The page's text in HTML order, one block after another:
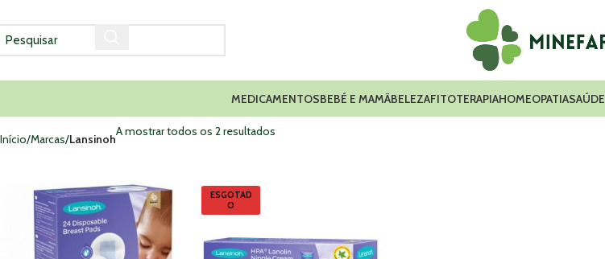
MEDICAMENTOSBEBÉ E MAMÃBELEZAFITOTERAPIAHOMEOPATIASAÚDE
Início Marcas Lansinoh
A mostrar todos os 2 resultados
ESGOTAD
O